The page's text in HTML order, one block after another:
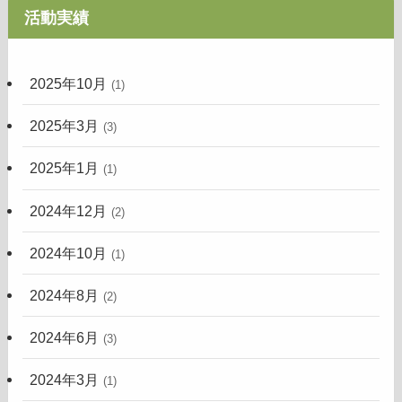
活動実績
2025年10月 (1)
2025年3月 (3)
2025年1月 (1)
2024年12月 (2)
2024年10月 (1)
2024年8月 (2)
2024年6月 (3)
2024年3月 (1)